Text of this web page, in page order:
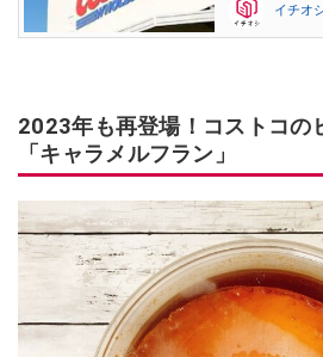
イチオ
2023年も再登場！コストコの
「キャラメルフラン」